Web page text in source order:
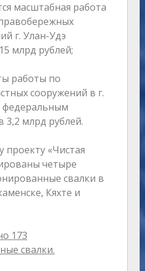
масштабная работа
г. Улан-Удэ
млрд рублей;
работы по
сооружений в г.
федеральным
млрд рублей.
«Чистая
четыре
свалки в
Кяхте и
173
свалки.